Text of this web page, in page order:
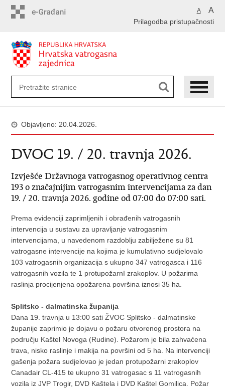
A A
Prilagodba pristupačnosti
Objavljeno: 20.04.2026.
DVOC 19. / 20. travnja 2026.
Izvješće Državnoga vatrogasnog operativnog centra
193 o značajnijim vatrogasnim intervencijama za dan
19. / 20. travnja 2026. godine od 07:00 do 07:00 sati.
Prema evidenciji zaprimljenih i obrađenih vatrogasnih
intervencija u sustavu za upravljanje vatrogasnim
intervencijama, u navedenom razdoblju zabilježene su 81
vatrogasne intervencije na kojima je kumulativno sudjelovalo
103 vatrogasnih organizacija s ukupno 347 vatrogasca i 116
vatrogasnih vozila te 1 protupožarnI zrakoplov. U požarima
raslinja procijenjena opožarena površina iznosi 35 ha.
Splitsko - dalmatinska županija
Dana 19. travnja u 13:00 sati ŽVOC Splitsko - dalmatinske
županije zaprimio je dojavu o požaru otvorenog prostora na
području Kaštel Novoga (Rudine). Požarom je bila zahvaćena
trava, nisko raslinje i makija na površini od 5 ha. Na intervenciji
gašenja požara sudjelovao je jedan protupožarni zrakoplov
Canadair CL-415 te ukupno 31 vatrogasac s 11 vatrogasnih
vozila iz JVP Trogir, DVD Kaštela i DVD Kaštel Gomilica. Požar